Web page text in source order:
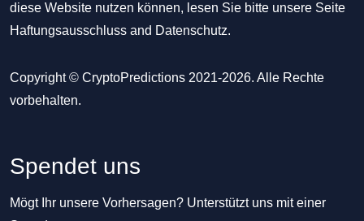
diese Website nutzen können, lesen Sie bitte unsere Seite
Haftungsausschluss and Datenschutz.
Copyright © CryptoPredictions 2021-2026. Alle Rechte
vorbehalten.
Spendet uns
Mögt Ihr unsere Vorhersagen? Unterstützt uns mit einer